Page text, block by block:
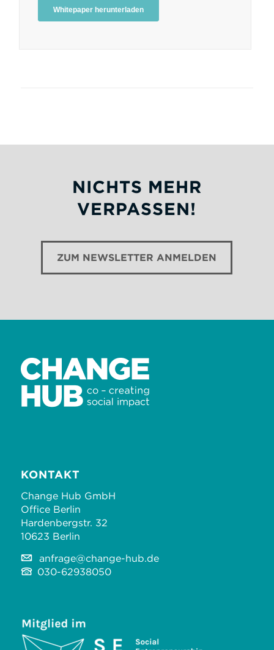
NICHTS MEHR
VERPASSEN!
ZUM NEWSLETTER ANMELDEN
KONTAKT
Change Hub GmbH
Office Berlin
Hardenbergstr. 32
10623 Berlin
anfrage@change-hub.de
030-62938050